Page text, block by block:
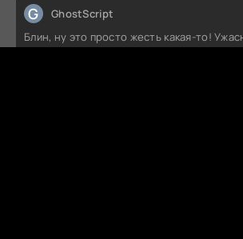
G GhostScript
Блин, ну это просто жесть какая-то!
конечно, всё ждал,